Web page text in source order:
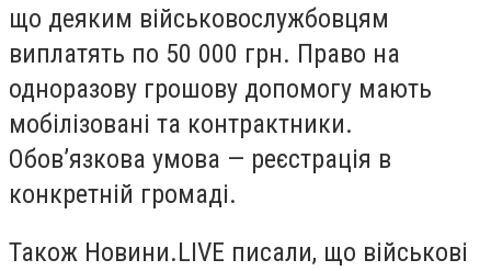
що деяким військовослужбовцям
виплатять по 50 000 грн. Право на
одноразову грошову допомогу мають
мобілізовані та контрактники.
Обов’язкова умова — реєстрація в
конкретній громаді.
Також Новини.LIVE писали, що військові